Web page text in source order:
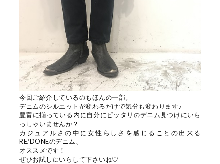
今回ご紹介しているのもほんの一部。
デニムのシルエットが変わるだけで気分も変わります♪
豊富に揃っている内に自分にピッタリのデニム見つけにいら
っしゃいませんか？
カジュアルさの中に女性らしさを感じることの出来る
RE/DONEのデニム、
オススメです！
ぜひお試しにいらして下さいね♡